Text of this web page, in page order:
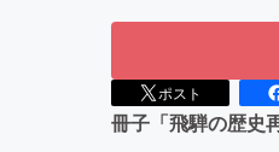
ポスト
冊子「飛騨の歴史